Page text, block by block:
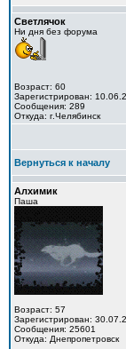
Светлячок
Ни дня без форума
Возраст: 60
Зарегистрирован:
Сообщения: 289
Откуда: г.Челябинск
Вернуться к началу
Алхимик
Паша
Возраст: 57
Зарегистрирован:
Сообщения: 25601
Откуда: Днепропетровск